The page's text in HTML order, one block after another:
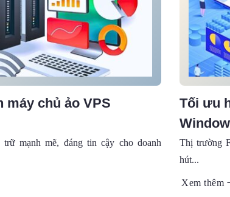
máy chủ ảo VPS
mạnh mẽ, đáng tin cậy cho doanh
Tối ưu
Thị trường
hút...
Xem thêm